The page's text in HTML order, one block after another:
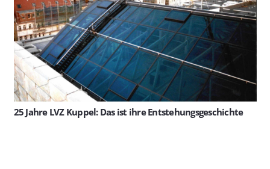
25 Jahre LVZ Kuppel: Das ist ihre Entstehungsgeschichte